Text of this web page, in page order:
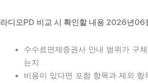
라디오PD 비교 시 확인할 내용 2026년
수수료면제증권사 안내 범위가 구
는지
비용이 있다면 포함 항목과 제외 항